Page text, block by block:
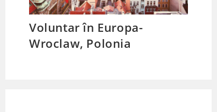
Voluntar în Europa-
Wroclaw, Polonia